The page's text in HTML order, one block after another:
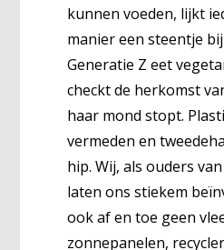
kunnen voeden, lijkt
manier een steentje
Generatie Z eet
checkt de herkomst
haar mond stopt.
vermeden en
hip. Wij, als ouders
laten ons stiekem
ook af en toe geen
zonnepanelen,